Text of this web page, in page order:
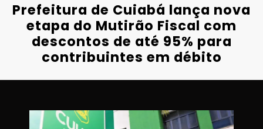
Prefeitura de Cuiabá lança nova
etapa do Mutirão Fiscal com
descontos de até 95% para
contribuintes em débito